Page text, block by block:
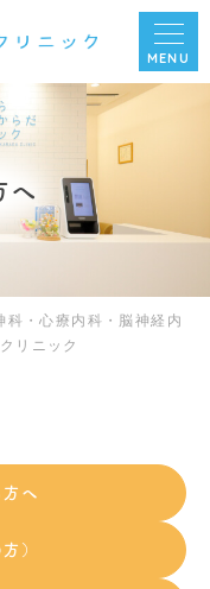
MENU
へ
・心療内科・脳神経内
リニック
方へ
）